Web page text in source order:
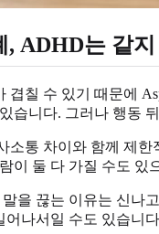
, ADHD는 같
겹칠 수 있기 때문에
습니다. 그러나 행동
소통 차이와 함께 제
이 둘 다 가질 수도
을 끊는 이유는 신나
어나서일 수도 있습니